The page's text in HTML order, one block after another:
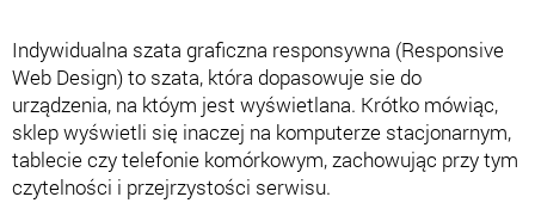
Indywidualna szata graficzna responsywna (Responsive
Web Design) to szata, która dopasowuje sie do
urządzenia, na któym jest wyświetlana. Krótko mówiąc,
sklep wyświetli się inaczej na komputerze stacjonarnym,
tablecie czy telefonie komórkowym, zachowując przy tym
czytelności i przejrzystości serwisu.